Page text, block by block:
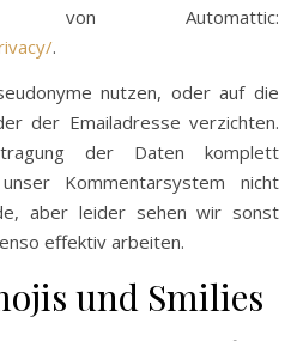
von Automattic:
.
nutzen, oder auf die
der Emailadresse verzichten.
der Daten komplett
Kommentarsystem nicht
aber leider sehen wir sonst
effektiv arbeiten.
und Smilies